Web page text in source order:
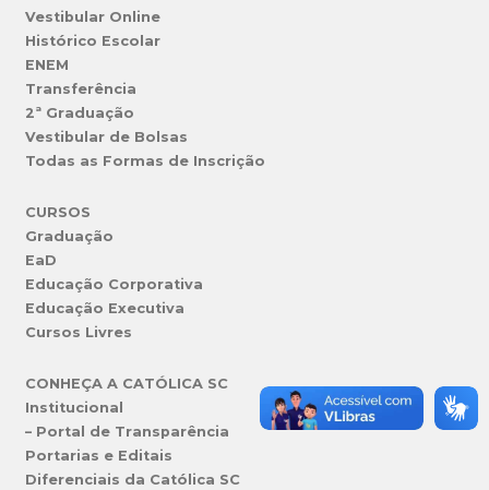
Vestibular Online
Histórico Escolar
ENEM
Transferência
2ª Graduação
Vestibular de Bolsas
Todas as Formas de Inscrição
CURSOS
Graduação
EaD
Educação Corporativa
Educação Executiva
Cursos Livres
CONHEÇA A CATÓLICA SC
Institucional
– Portal de Transparência
Portarias e Editais
Diferenciais da Católica SC